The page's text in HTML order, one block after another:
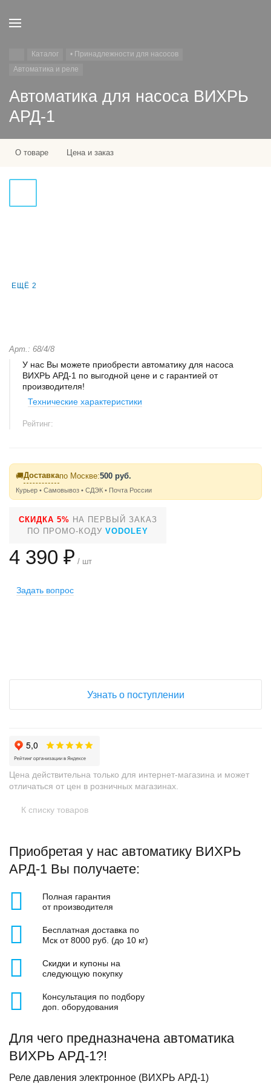
Каталог
• Принадлежности для насосов
Автоматика и реле
Автоматика для насоса ВИХРЬ
АРД-1
О товаре Цена и заказ
ЕЩЁ 2
Арт.: 68/4/8
У нас Вы можете приобрести автоматику для насоса
ВИХРЬ АРД-1 по выгодной цене и с гарантией от
производителя!
Технические характеристики
Рейтинг:
🚚Доставкапо Москве:500 руб.
Курьер • Самовывоз • СДЭК • Почта России
СКИДКА 5% НА ПЕРВЫЙ ЗАКАЗ
ПО ПРОМО-КОДУ VODOLEY
4 390 ₽ / шт
Задать вопрос
Узнать о поступлении
Цена действительна только для интернет-магазина и может
отличаться от цен в розничных магазинах.
К списку товаров
Приобретая у нас автоматику ВИХРЬ
АРД-1 Вы получаете:
Полная гарантия
от производителя
Бесплатная доставка по
Мск от 8000 руб. (до 10 кг)
Скидки и купоны на
следующую покупку
Консультация по подбору
доп. оборудования
Для чего предназначена автоматика
ВИХРЬ АРД-1?!
Реле давления электронное (ВИХРЬ АРД-1)